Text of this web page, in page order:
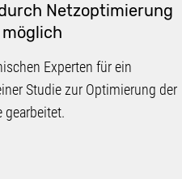
Netzoptimierung
Experten für ein
Studie zur Optimierung der
gearbeitet.